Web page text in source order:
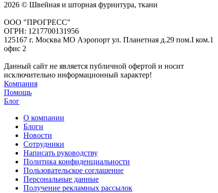
2026 © Швейная и шторная фурнитура, ткани
ООО "ПРОГРЕСС"
ОГРН: 1217700131956
125167 г. Москва МО Аэропорт ул. Планетная д.29 пом.I ком.1
офис 2
Данный сайт не является публичной офертой и носит
исключительно информационный характер!
Компания
Помощь
Блог
О компании
Блоги
Новости
Сотрудники
Написать руководству
Политика конфиденциальности
Пользовательское соглашение
Персональные данные
Получение рекламных рассылок